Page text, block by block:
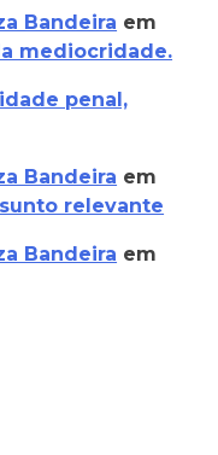
Bandeira em
mediocridade.
penal,
Bandeira em
relevante
Bandeira em